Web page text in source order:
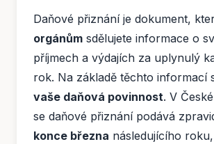
Daňové přiznání je dokument,
orgánům sdělujete informace o
příjmech a výdajích za uplynulý
rok. Na základě těchto informací
vaše daňová povinnost. V
se daňové přiznání podává
konce března následujícího